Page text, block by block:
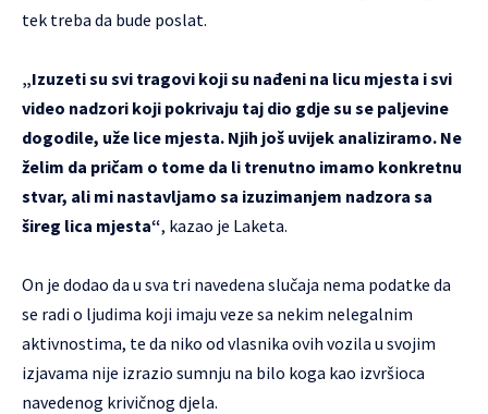
tek treba da bude poslat.
„Izuzeti su svi tragovi koji su nađeni na licu mjesta i svi
video nadzori koji pokrivaju taj dio gdje su se paljevine
dogodile, uže lice mjesta. Njih još uvijek analiziramo. Ne
želim da pričam o tome da li trenutno imamo konkretnu
stvar, ali mi nastavljamo sa izuzimanjem nadzora sa
šireg lica mjesta“, kazao je Laketa.
On je dodao da u sva tri navedena slučaja nema podatke da
se radi o ljudima koji imaju veze sa nekim nelegalnim
aktivnostima, te da niko od vlasnika ovih vozila u svojim
izjavama nije izrazio sumnju na bilo koga kao izvršioca
navedenog krivičnog djela.